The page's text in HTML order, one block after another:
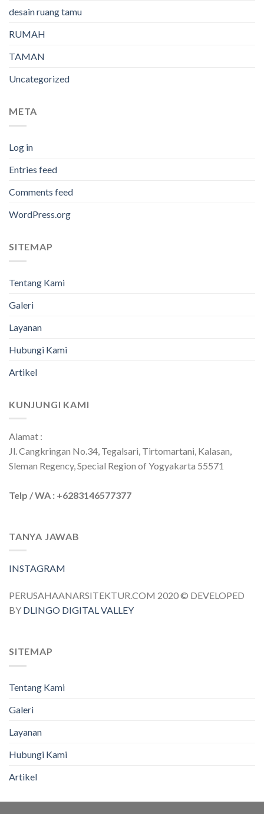
desain ruang tamu
RUMAH
TAMAN
Uncategorized
META
Log in
Entries feed
Comments feed
WordPress.org
SITEMAP
Tentang Kami
Galeri
Layanan
Hubungi Kami
Artikel
KUNJUNGI KAMI
Alamat :
Jl. Cangkringan No.34, Tegalsari, Tirtomartani, Kalasan,
Sleman Regency, Special Region of Yogyakarta 55571
Telp / WA : +6283146577377
TANYA JAWAB
INSTAGRAM
PERUSAHAANARSITEKTUR.COM 2020 © DEVELOPED
BY DLINGO DIGITAL VALLEY
SITEMAP
Tentang Kami
Galeri
Layanan
Hubungi Kami
Artikel